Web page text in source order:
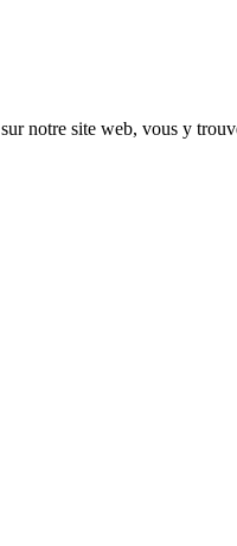
sur notre site web, vous y